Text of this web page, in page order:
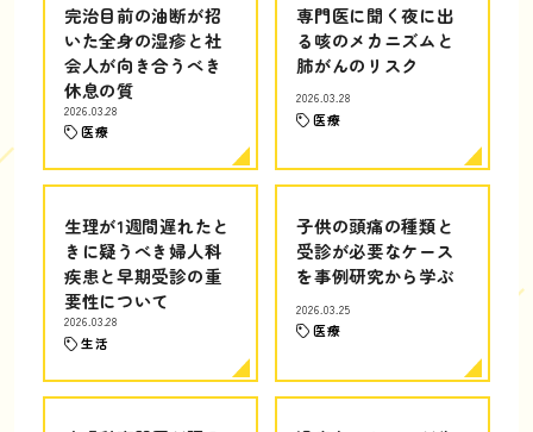
完治目前の油断が招
いた全身の湿疹と社
会人が向き合うべき
休息の質
2026.03.28
医療
専門医に聞く夜に出
る咳のメカニズムと
肺がんのリスク
2026.03.28
医療
生理が1週間遅れたと
きに疑うべき婦人科
疾患と早期受診の重
要性について
2026.03.28
生活
子供の頭痛の種類と
受診が必要なケース
を事例研究から学ぶ
2026.03.25
医療